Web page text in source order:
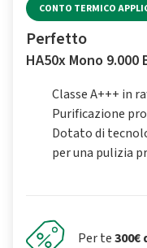
CONTO TERMICO
Perfetto
HA50x Mono 9.000
Classe A+++ in
Purificazione
Dotato di
per una pulizia
Per te300€